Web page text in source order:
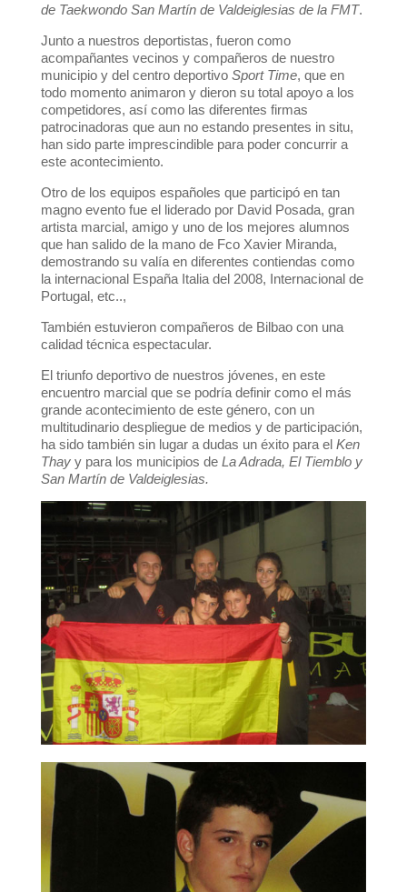
de Taekwondo San Martín de Valdeiglesias de la FMT.
Junto a nuestros deportistas, fueron como
acompañantes vecinos y compañeros de nuestro
municipio y del centro deportivo Sport Time, que en
todo momento animaron y dieron su total apoyo a los
competidores, así como las diferentes firmas
patrocinadoras que aun no estando presentes in situ,
han sido parte imprescindible para poder concurrir a
este acontecimiento.
Otro de los equipos españoles que participó en tan
magno evento fue el liderado por David Posada, gran
artista marcial, amigo y uno de los mejores alumnos
que han salido de la mano de Fco Xavier Miranda,
demostrando su valía en diferentes contiendas como
la internacional España Italia del 2008, Internacional de
Portugal, etc..,
También estuvieron compañeros de Bilbao con una
calidad técnica espectacular.
El triunfo deportivo de nuestros jóvenes, en este
encuentro marcial que se podría definir como el más
grande acontecimiento de este género, con un
multitudinario despliegue de medios y de participación,
ha sido también sin lugar a dudas un éxito para el Ken
Thayy para los municipios de La Adrada, El Tiemblo y
San Martín de Valdeiglesias.